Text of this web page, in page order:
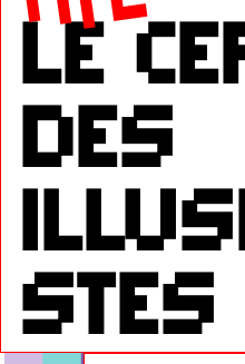
le
des
stes